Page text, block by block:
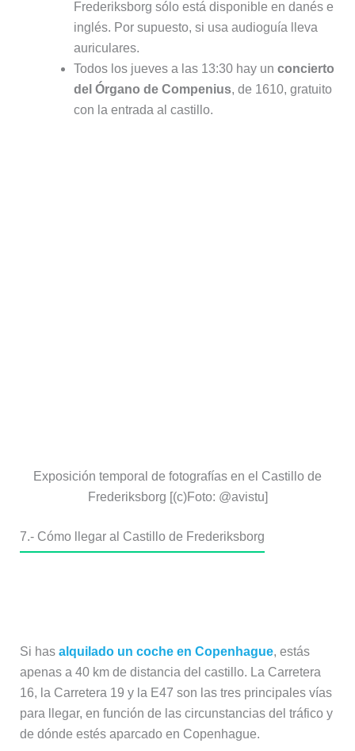
con la entrada al castillo.
Ir en coche al Castillo de
Frederiksborg
alquilado un coche en Copenhague
Elparkingmás cercano al castillo es el“Parkering
Frederiksborg Slot, Hillerød | APCOA PARKING”que
cuesta 10 DKK por hora, pero tiene unasreseñas
nefastasen Google (tickets ilegibles, penalizaciones